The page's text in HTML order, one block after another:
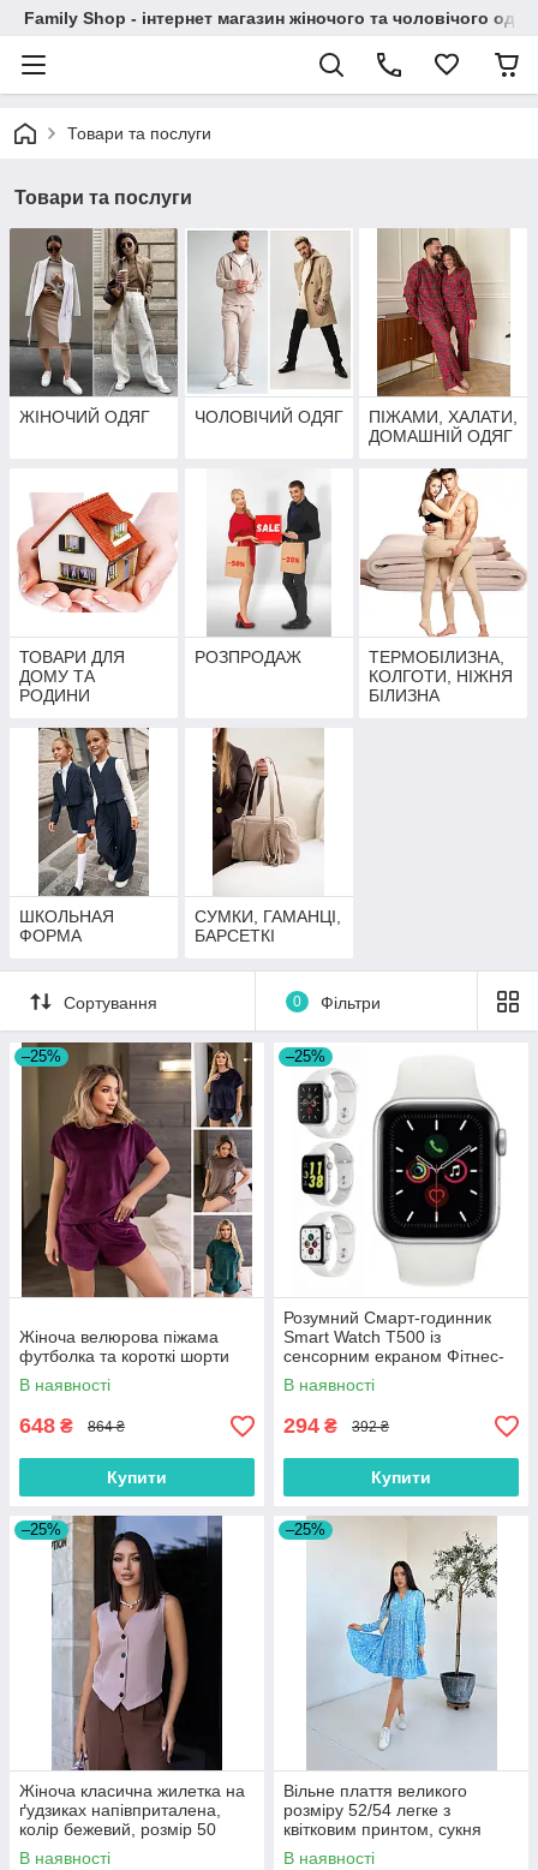
Family Shop - інтернет магазин жіночого та чоловічого
Товари та послуги
Товари та послуги
ЖІНОЧИЙ ОДЯГ ЧОЛОВІЧИЙ ОДЯГ
ПІЖАМИ, ХАЛАТИ,
ДОМАШНІЙ ОДЯГ
ТОВАРИ ДЛЯ
ДОМУ ТА
РОДИНИ
РОЗПРОДАЖ
ТЕРМОБІЛИЗНА,
КОЛГОТИ, НІЖНЯ
БІЛИЗНА
ШКОЛЬНАЯ
ФОРМА
СУМКИ, ГАМАНЦІ,
БАРСЕТКІ
Сортування 0 Фільтри
–25%
Жіноча велюрова піжама
футболка та короткі шорти
В наявності
648 ₴ 864 ₴
Купити
–25%
Розумний Смарт-годинник
Smart Watch T500 із
сенсорним екраном Фітнес-
трекер, колір білий
В наявності
294 ₴ 392 ₴
Купити
–25%
Жіноча класична жилетка на
ґудзиках напівприталена,
колір бежевий, розмір 50
В наявності
–25%
Вільне плаття великого
розміру 52/54 легке з
квітковим принтом, сукня
трапеція
В наявності